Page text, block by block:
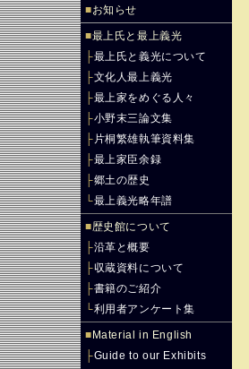
■お知らせ
■最上氏と最上義光
├最上氏と義光について
├文化人最上義光
├最上家をめぐる人々
├小野末三論文集
├ 片桐繁雄執筆資料集
├最上家臣余録
├郷土の歴史
└最上義光略年譜
■歴史館について
├沿革と概要
├収蔵資料について
├書籍のご紹介
└利用者アンケート集
■ Material in English
├Guide to our Exhibits